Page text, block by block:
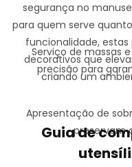
segurança no
para quem serve
funcionalidade,
decorativos que
criando um
Serviço de massas
precisão para
Apresentação de
preservam
Guia de